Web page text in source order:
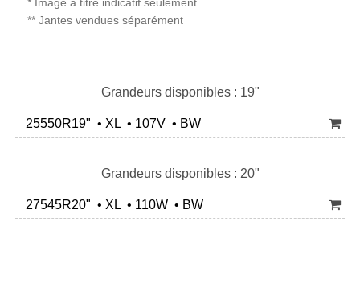
** Jantes vendues séparément
Grandeurs disponibles : 19"
25550R19" • XL • 107V • BW
Grandeurs disponibles : 20"
27545R20" • XL • 110W • BW